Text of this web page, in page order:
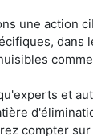
une action
dans
et
compter